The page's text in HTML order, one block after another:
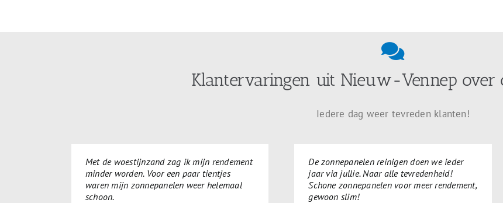
Klantervaringen uit Nieuw-Vennep over
Iedere dag weer tevreden klanten!
Met de woestijnzand zag ik mijn rendement
minder worden. Voor een paar tientjes
waren mijn zonnepanelen weer helemaal
schoon.
De zonnepanelen reinigen doen we ieder
jaar via jullie. Naar alle tevredenheid!
Schone zonnepanelen voor meer rendement,
gewoon slim!